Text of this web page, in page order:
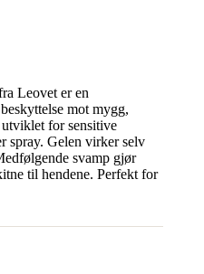
Leovet er en
mot mygg,
for sensitive
spray. Gelen virker selv
svamp gjør
til hendene. Perfekt for